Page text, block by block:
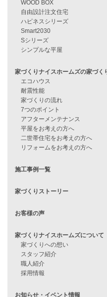
見学会情報
住宅ローンに不安がある方へ
他社で無理だと言われた方へ
月収25万円で家を建てる方法
Line Up
WOOD BOX
ハピネスシリーズ